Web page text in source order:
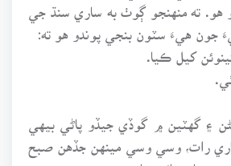
ته منهنجو ڳوٺ به ساري سنڌ جي
جون هيءَ سٽون بنجي پوندو هو ته:
کيل ڪيا.
۽ گهٽين ۾ گوڏي جيڏو پاڻي بيهي
رات، وسي وسي مينهن جڏهن صبح
يار سائين تاج محمد به مينهن جي